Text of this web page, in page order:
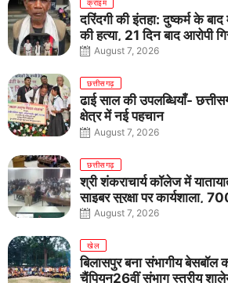
क्राइम
दरिंदगी की इंतहा: दुष्कर्म के
की हत्या, 21 दिन बाद आरोपी
August 7, 2026
छत्तीसगढ़
ढाई साल की उपलब्धियाँ-
क्षेत्र में नई पहचान
August 7, 2026
छत्तीसगढ़
श्री शंकराचार्य कॉलेज में
साइबर सुरक्षा पर कार्यशाला, 700
जागरूकता का संकल्प
August 7, 2026
खेल
बिलासपुर बना संभागीय
चैंपियन26वीं संभाग स्तरीय